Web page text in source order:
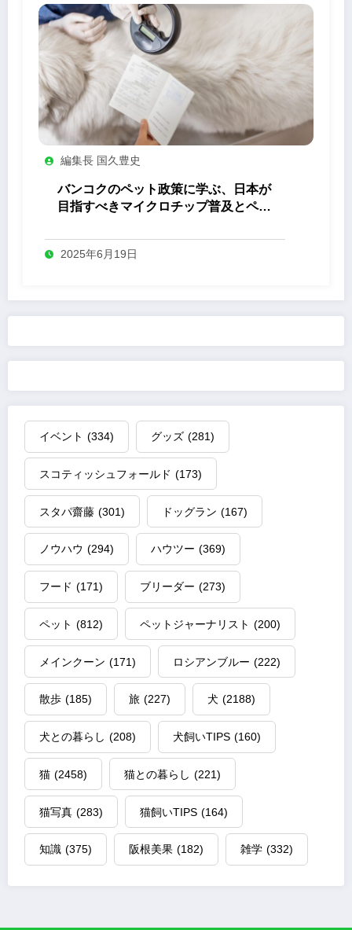
編集長 国久豊史
バンコクのペット政策に学ぶ、日本が
目指すべきマイクロチップ普及とペッ
2025年6月19日
イベント (334) グッズ (281)
スコティッシュフォールド (173)
スタパ齋藤 (301) ドッグラン (167)
ノウハウ (294) ハウツー (369)
フード (171) ブリーダー (273)
ペット (812) ペットジャーナリスト (200)
メインクーン (171) ロシアンブルー (222)
散歩 (185) 旅 (227) 犬 (2188)
犬との暮らし (208) 犬飼いTIPS (160)
猫 (2458) 猫との暮らし (221)
猫写真 (283) 猫飼いTIPS (164)
知識 (375) 阪根美果 (182) 雑学 (332)